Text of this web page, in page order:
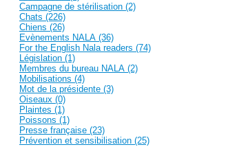
Campagne de stérilisation (2)
Chats (226)
Chiens (26)
Evènements NALA (36)
For the English Nala readers (74)
Législation (1)
Membres du bureau NALA (2)
Mobilisations (4)
Mot de la présidente (3)
Oiseaux (0)
Plaintes (1)
Poissons (1)
Presse française (23)
Prévention et sensibilisation (25)